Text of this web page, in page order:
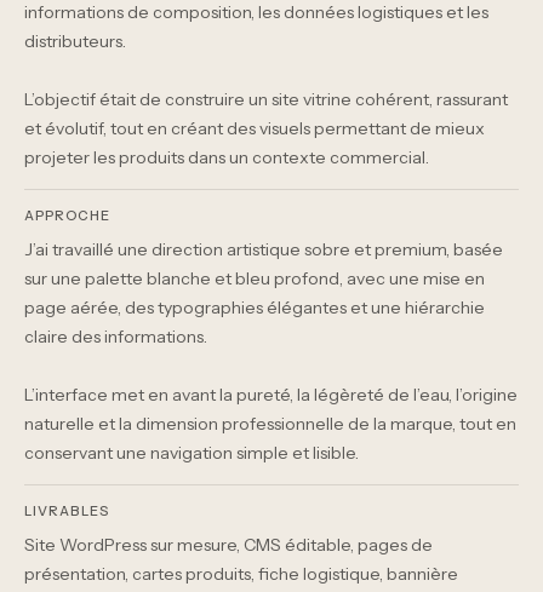
informations de composition, les données logistiques et les
distributeurs.
L’objectif était de construire un site vitrine cohérent, rassurant
et évolutif, tout en créant des visuels permettant de mieux
projeter les produits dans un contexte commercial.
APPROCHE
J’ai travaillé une direction artistique sobre et premium, basée
sur une palette blanche et bleu profond, avec une mise en
page aérée, des typographies élégantes et une hiérarchie
claire des informations.
L’interface met en avant la pureté, la légèreté de l’eau, l’origine
naturelle et la dimension professionnelle de la marque, tout en
conservant une navigation simple et lisible.
LIVRABLES
Site WordPress sur mesure, CMS éditable, pages de
présentation, cartes produits, fiche logistique, bannière